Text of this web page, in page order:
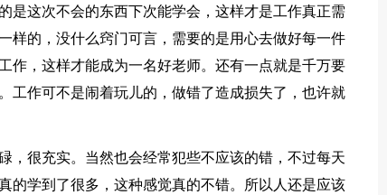
是这次不会的东西下次能学会，这样才是工作真正需
样的，没什么窍门可言，需要的是用心去做好每一件
作，这样才能成为一名好老师。还有一点就是千万要
工作可不是闹着玩儿的，做错了造成损失了，也许就
，很充实。当然也会经常犯些不应该的错，不过每天
的学到了很多，这种感觉真的不错。所以人还是应该